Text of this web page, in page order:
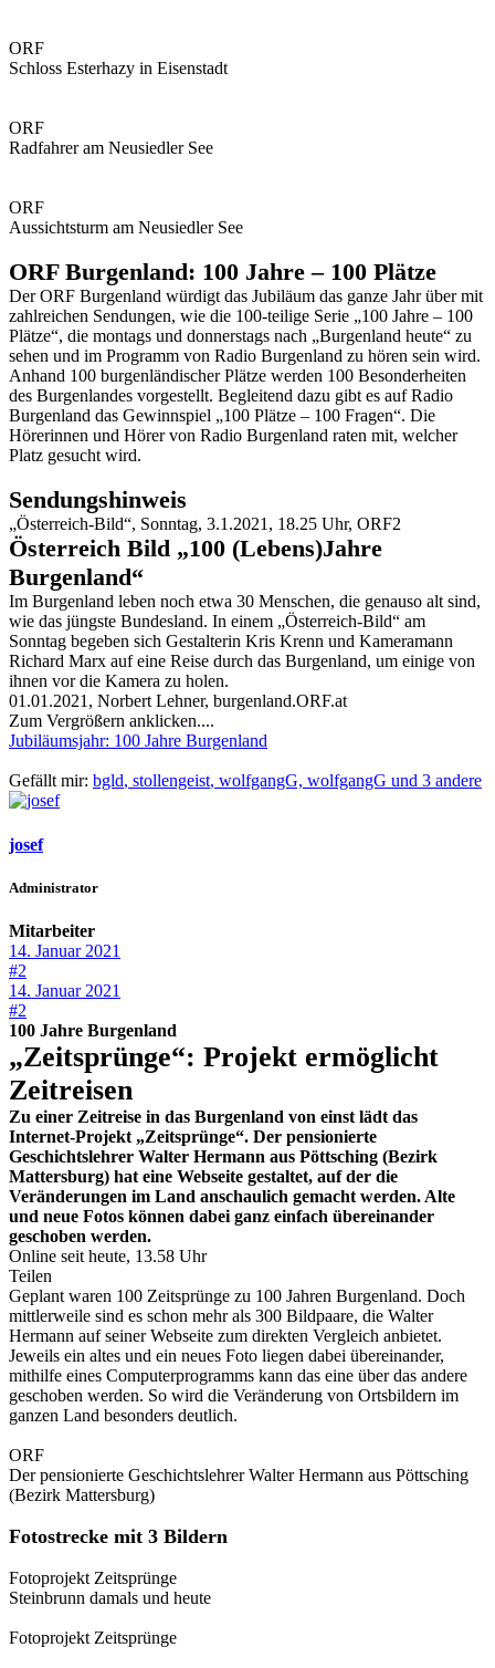
ORF
Schloss Esterhazy in Eisenstadt
ORF
Radfahrer am Neusiedler See
ORF
Aussichtsturm am Neusiedler See
ORF Burgenland: 100 Jahre – 100 Plätze
Der ORF Burgenland würdigt das Jubiläum das ganze Jahr über mit
zahlreichen Sendungen, wie die 100-teilige Serie „100 Jahre – 100
Plätze“, die montags und donnerstags nach „Burgenland heute“ zu
sehen und im Programm von Radio Burgenland zu hören sein wird.
Anhand 100 burgenländischer Plätze werden 100 Besonderheiten
des Burgenlandes vorgestellt. Begleitend dazu gibt es auf Radio
Burgenland das Gewinnspiel „100 Plätze – 100 Fragen“. Die
Hörerinnen und Hörer von Radio Burgenland raten mit, welcher
Platz gesucht wird.
Sendungshinweis
„Österreich-Bild“, Sonntag, 3.1.2021, 18.25 Uhr, ORF2
Österreich Bild „100 (Lebens)Jahre
Burgenland“
Im Burgenland leben noch etwa 30 Menschen, die genauso alt sind,
wie das jüngste Bundesland. In einem „Österreich-Bild“ am
Sonntag begeben sich Gestalterin Kris Krenn und Kameramann
Richard Marx auf eine Reise durch das Burgenland, um einige von
ihnen vor die Kamera zu holen.
01.01.2021, Norbert Lehner, burgenland.ORF.at
Zum Vergrößern anklicken....
Jubiläumsjahr: 100 Jahre Burgenland
Gefällt mir: bgld, stollengeist, wolfgangG, wolfgangG und 3 andere
josef
Administrator
Mitarbeiter
14. Januar 2021
#2
14. Januar 2021
#2
100 Jahre Burgenland
„Zeitsprünge“: Projekt ermöglicht
Zeitreisen
Zu einer Zeitreise in das Burgenland von einst lädt das
Internet-Projekt „Zeitsprünge“. Der pensionierte
Geschichtslehrer Walter Hermann aus Pöttsching (Bezirk
Mattersburg) hat eine Webseite gestaltet, auf der die
Veränderungen im Land anschaulich gemacht werden. Alte
und neue Fotos können dabei ganz einfach übereinander
geschoben werden.
Online seit heute, 13.58 Uhr
Teilen
Geplant waren 100 Zeitsprünge zu 100 Jahren Burgenland. Doch
mittlerweile sind es schon mehr als 300 Bildpaare, die Walter
Hermann auf seiner Webseite zum direkten Vergleich anbietet.
Jeweils ein altes und ein neues Foto liegen dabei übereinander,
mithilfe eines Computerprogramms kann das eine über das andere
geschoben werden. So wird die Veränderung von Ortsbildern im
ganzen Land besonders deutlich.
ORF
Der pensionierte Geschichtslehrer Walter Hermann aus Pöttsching
(Bezirk Mattersburg)
Fotostrecke mit 3 Bildern
Fotoprojekt Zeitsprünge
Steinbrunn damals und heute
Fotoprojekt Zeitsprünge